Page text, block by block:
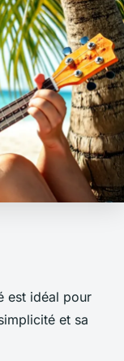
est idéal pour
et sa